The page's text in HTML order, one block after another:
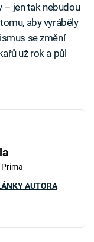
– jen tak nebudou
aby vyráběly
se změní
už rok a půl
AUTORA